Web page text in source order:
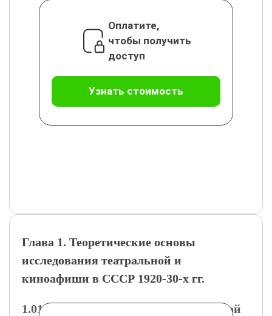
Оплатите,
чтобы получить
доступ
Узнать стоимость
Глава 1. Теоретические основы
исследования театральной и
киноафиши в СССР 1920-30-х гг.
1.01.1 Понятие и функции театральной